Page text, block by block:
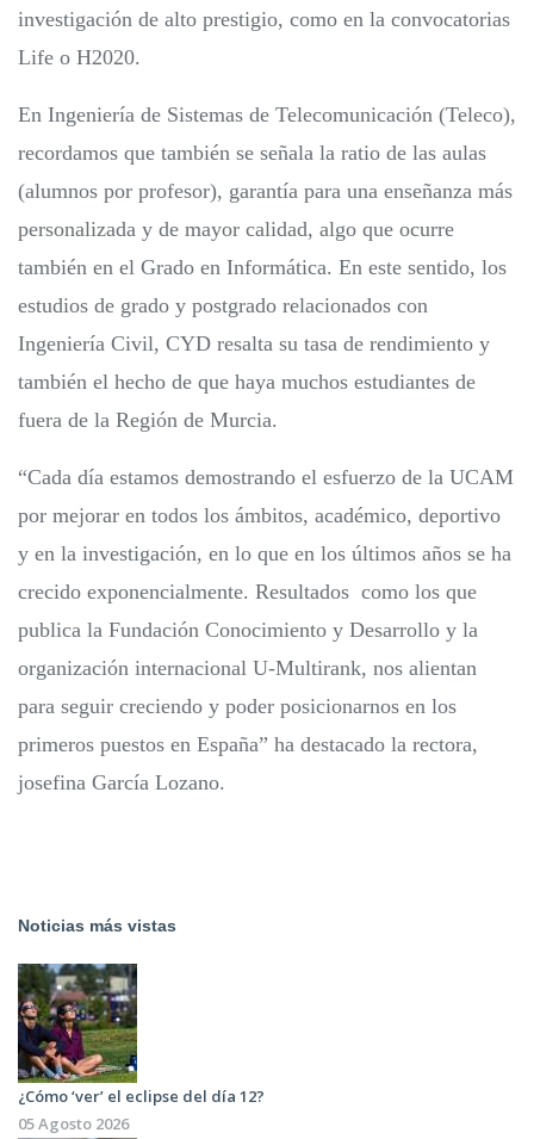
investigación de alto prestigio, como en la convocatorias
Life o H2020.
En Ingeniería de Sistemas de Telecomunicación (Teleco),
recordamos que también se señala la ratio de las aulas
(alumnos por profesor), garantía para una enseñanza más
personalizada y de mayor calidad, algo que ocurre
también en el Grado en Informática. En este sentido, los
estudios de grado y postgrado relacionados con
Ingeniería Civil, CYD resalta su tasa de rendimiento y
también el hecho de que haya muchos estudiantes de
fuera de la Región de Murcia.
“Cada día estamos demostrando el esfuerzo de la UCAM
por mejorar en todos los ámbitos, académico, deportivo
y en la investigación, en lo que en los últimos años se ha
crecido exponencialmente. Resultados como los que
publica la Fundación Conocimiento y Desarrollo y la
organización internacional U-Multirank, nos alientan
para seguir creciendo y poder posicionarnos en los
primeros puestos en España” ha destacado la rectora,
josefina García Lozano.
Noticias más vistas
¿Cómo ‘ver’ el eclipse del día 12?
05 Agosto 2026